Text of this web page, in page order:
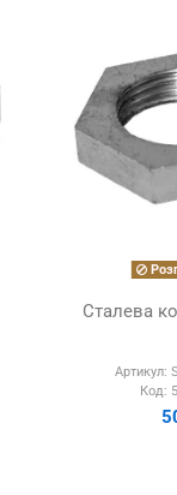
Сталева
Артикул:
Код: